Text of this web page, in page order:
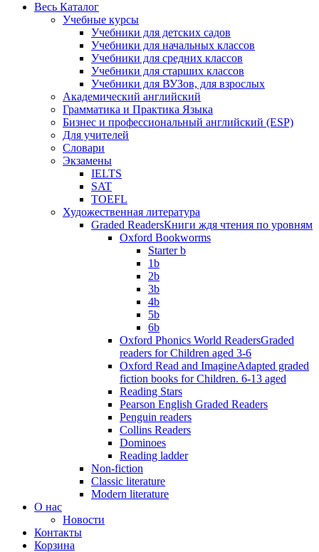
Весь Каталог
Учебные курсы
Учебники для детских садов
Учебники для начальных классов
Учебники для средних классов
Учебники для старших классов
Учебники для ВУЗов, для взрослых
Академический английский
Грамматика и Практика Языка
Бизнес и профессиональный английский (ESP)
Для учителей
Словари
Экзамены
IELTS
SAT
TOEFL
Художественная литература
Graded ReadersКниги ждя чтения по уровням
Oxford Bookworms
Starter b
1b
2b
3b
4b
5b
6b
Oxford Phonics World ReadersGraded
readers for Children aged 3-6
Oxford Read and ImagineAdapted graded
fiction books for Children. 6-13 aged
Reading Stars
Pearson English Graded Readers
Penguin readers
Collins Readers
Dominoes
Reading ladder
Non-fiction
Classic literature
Modern literature
О нас
Новости
Контакты
Корзина